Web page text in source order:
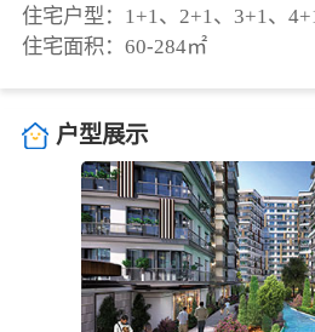
住宅户型：1+1、2+1、3+1、
住宅面积：60-284㎡
户型展示